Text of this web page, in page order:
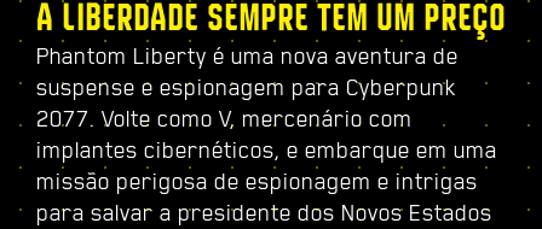
A LIBERDADE SEMPRE TEM UM PREÇO
Phantom Liberty é uma nova aventura de
suspense e espionagem para Cyberpunk
2077. Volte como V, mercenário com
implantes cibernéticos, e embarque em uma
missão perigosa de espionagem e intrigas
para salvar a presidente dos Novos Estados